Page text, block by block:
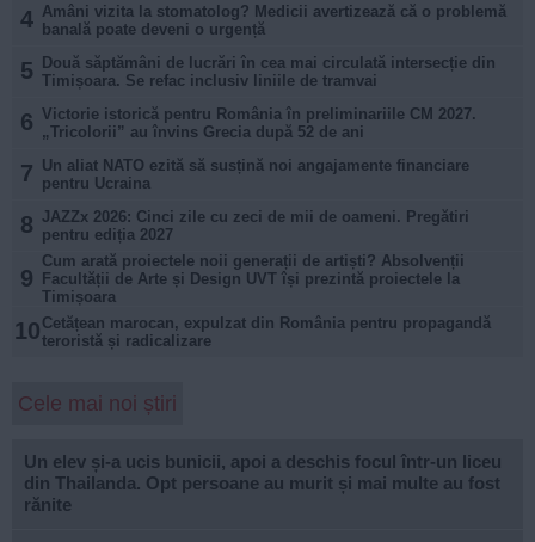
4 Amâni vizita la stomatolog? Medicii avertizează că o problemă
banală poate deveni o urgență
5
Două săptămâni de lucrări în cea mai circulată intersecție din
Timișoara. Se refac inclusiv liniile de tramvai
6 Victorie istorică pentru România în preliminariile CM 2027.
„Tricolorii” au învins Grecia după 52 de ani
7
Un aliat NATO ezită să susțină noi angajamente financiare
pentru Ucraina
8 JAZZx 2026: Cinci zile cu zeci de mii de oameni. Pregătiri
pentru ediția 2027
9
Cum arată proiectele noii generații de artiști? Absolvenții
Facultății de Arte și Design UVT își prezintă proiectele la
Timișoara
10 Cetățean marocan, expulzat din România pentru propagandă
teroristă și radicalizare
Cele mai noi știri
Un elev și-a ucis bunicii, apoi a deschis focul într-un liceu
din Thailanda. Opt persoane au murit și mai multe au fost
rănite